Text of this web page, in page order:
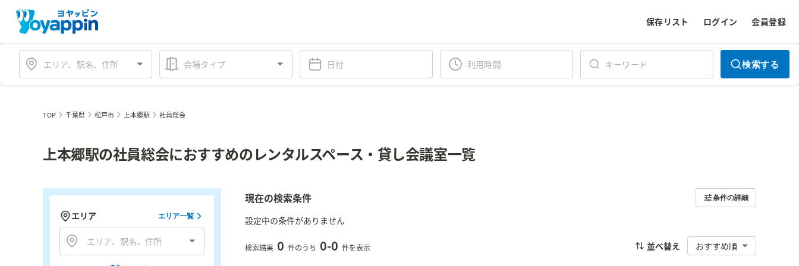
保存リスト ログイン 会員登録
会場タイプ 検索する
TOP 千葉県 松戸市 上本郷駅 社員総会
上本郷駅の社員総会におすすめのレンタルスペース・貸し会議室一覧
現在の検索条件 条件の詳細
設定中の条件がありません
検索結果 0 件のうち 0-0 件を表示 並べ替え おすすめ順
エリア エリア一覧